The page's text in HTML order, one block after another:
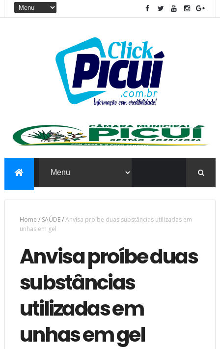
Home / SAÚDE/Anvisa proíbe duas substâncias utilizadas em
unhas em gel
Anvisa proíbe duas
substâncias
utilizadas em
unhas em gel